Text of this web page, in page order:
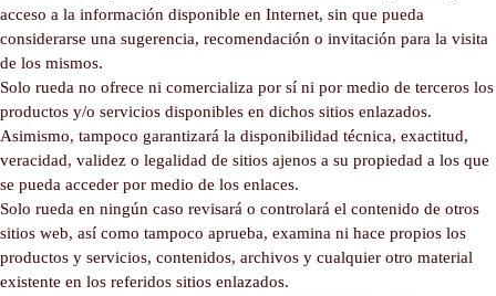
acceso a la información disponible en Internet, sin que pueda
considerarse una sugerencia, recomendación o invitación para la visita
de los mismos.
Solo rueda no ofrece ni comercializa por sí ni por medio de terceros los
productos y/o servicios disponibles en dichos sitios enlazados.
Asimismo, tampoco garantizará la disponibilidad técnica, exactitud,
veracidad, validez o legalidad de sitios ajenos a su propiedad a los que
se pueda acceder por medio de los enlaces.
Solo rueda en ningún caso revisará o controlará el contenido de otros
sitios web, así como tampoco aprueba, examina ni hace propios los
productos y servicios, contenidos, archivos y cualquier otro material
existente en los referidos sitios enlazados.